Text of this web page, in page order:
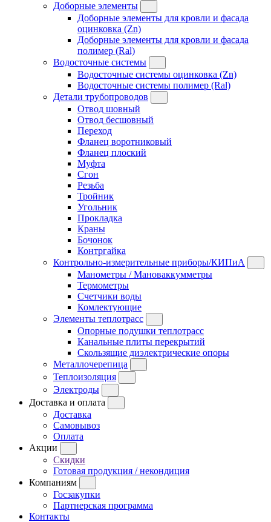
Доборные элементы
Доборные элементы для кровли и фасада
оцинковка (Zn)
Доборные элементы для кровли и фасада
полимер (Ral)
Водосточные системы
Водосточные системы оцинковка (Zn)
Водосточные системы полимер (Ral)
Детали трубопроводов
Отвод шовный
Отвод бесшовный
Переход
Фланец воротниковый
Фланец плоский
Муфта
Сгон
Резьба
Тройник
Угольник
Прокладка
Краны
Бочонок
Контргайка
Контрольно-измерительные приборы/КИПиА
Манометры / Мановаккумметры
Термометры
Счетчики воды
Комлектующие
Элементы теплотрасс
Опорные подушки теплотрасс
Канальные плиты перекрытий
Скользящие диэлектрические опоры
Металлочерепица
Теплоизоляция
Электроды
Доставка и оплата
Доставка
Самовывоз
Оплата
Акции
Скидки
Готовая продукция / некондиция
Компаниям
Госзакупки
Партнерская программа
Контакты